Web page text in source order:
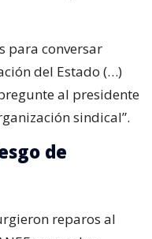
para conversar
del Estado (…)
al presidente
sindical”.
de
reparos al